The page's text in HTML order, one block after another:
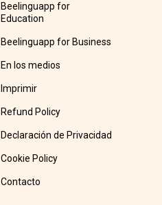
Beelinguapp for
Education
Beelinguapp for Business
En los medios
Imprimir
Refund Policy
Declaración de Privacidad
Cookie Policy
Contacto